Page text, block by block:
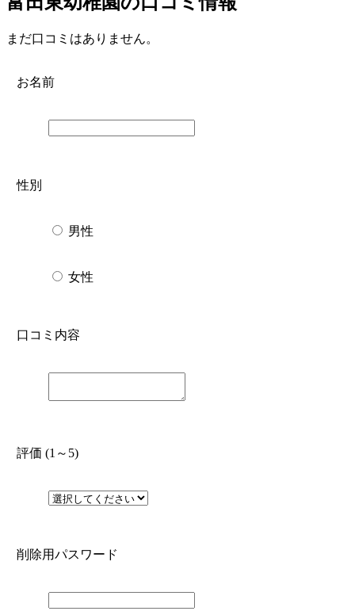
まだ口コミはありません。
お名前
性別
男性
女性
口コミ内容
評価 (1～5)
削除用パスワード